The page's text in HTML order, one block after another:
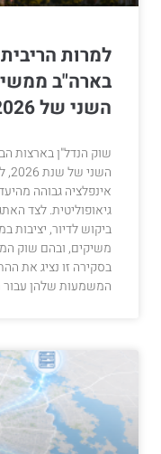
למרות
בארה"ב
השני של 2026
שוק הנדל"ן בארצות
אינפלציה גבוהה
גיאופוליטית. לצד
ביקוש לדיור, יציבות
משיקים, ובהם שוק
בסקירה זו נציג את
המשמעות שלהן עבור